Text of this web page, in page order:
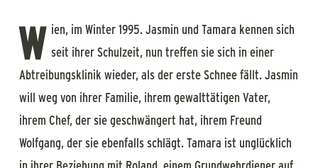
W ien, im Winter 1995. Jasmin und Tamara kennen sich
seit ihrer Schulzeit, nun treffen sie sich in einer
Abtreibungsklinik wieder, als der erste Schnee fällt. Jasmin
will weg von ihrer Familie, ihrem gewalttätigen Vater,
ihrem Chef, der sie geschwängert hat, ihrem Freund
Wolfgang, der sie ebenfalls schlägt. Tamara ist unglücklich